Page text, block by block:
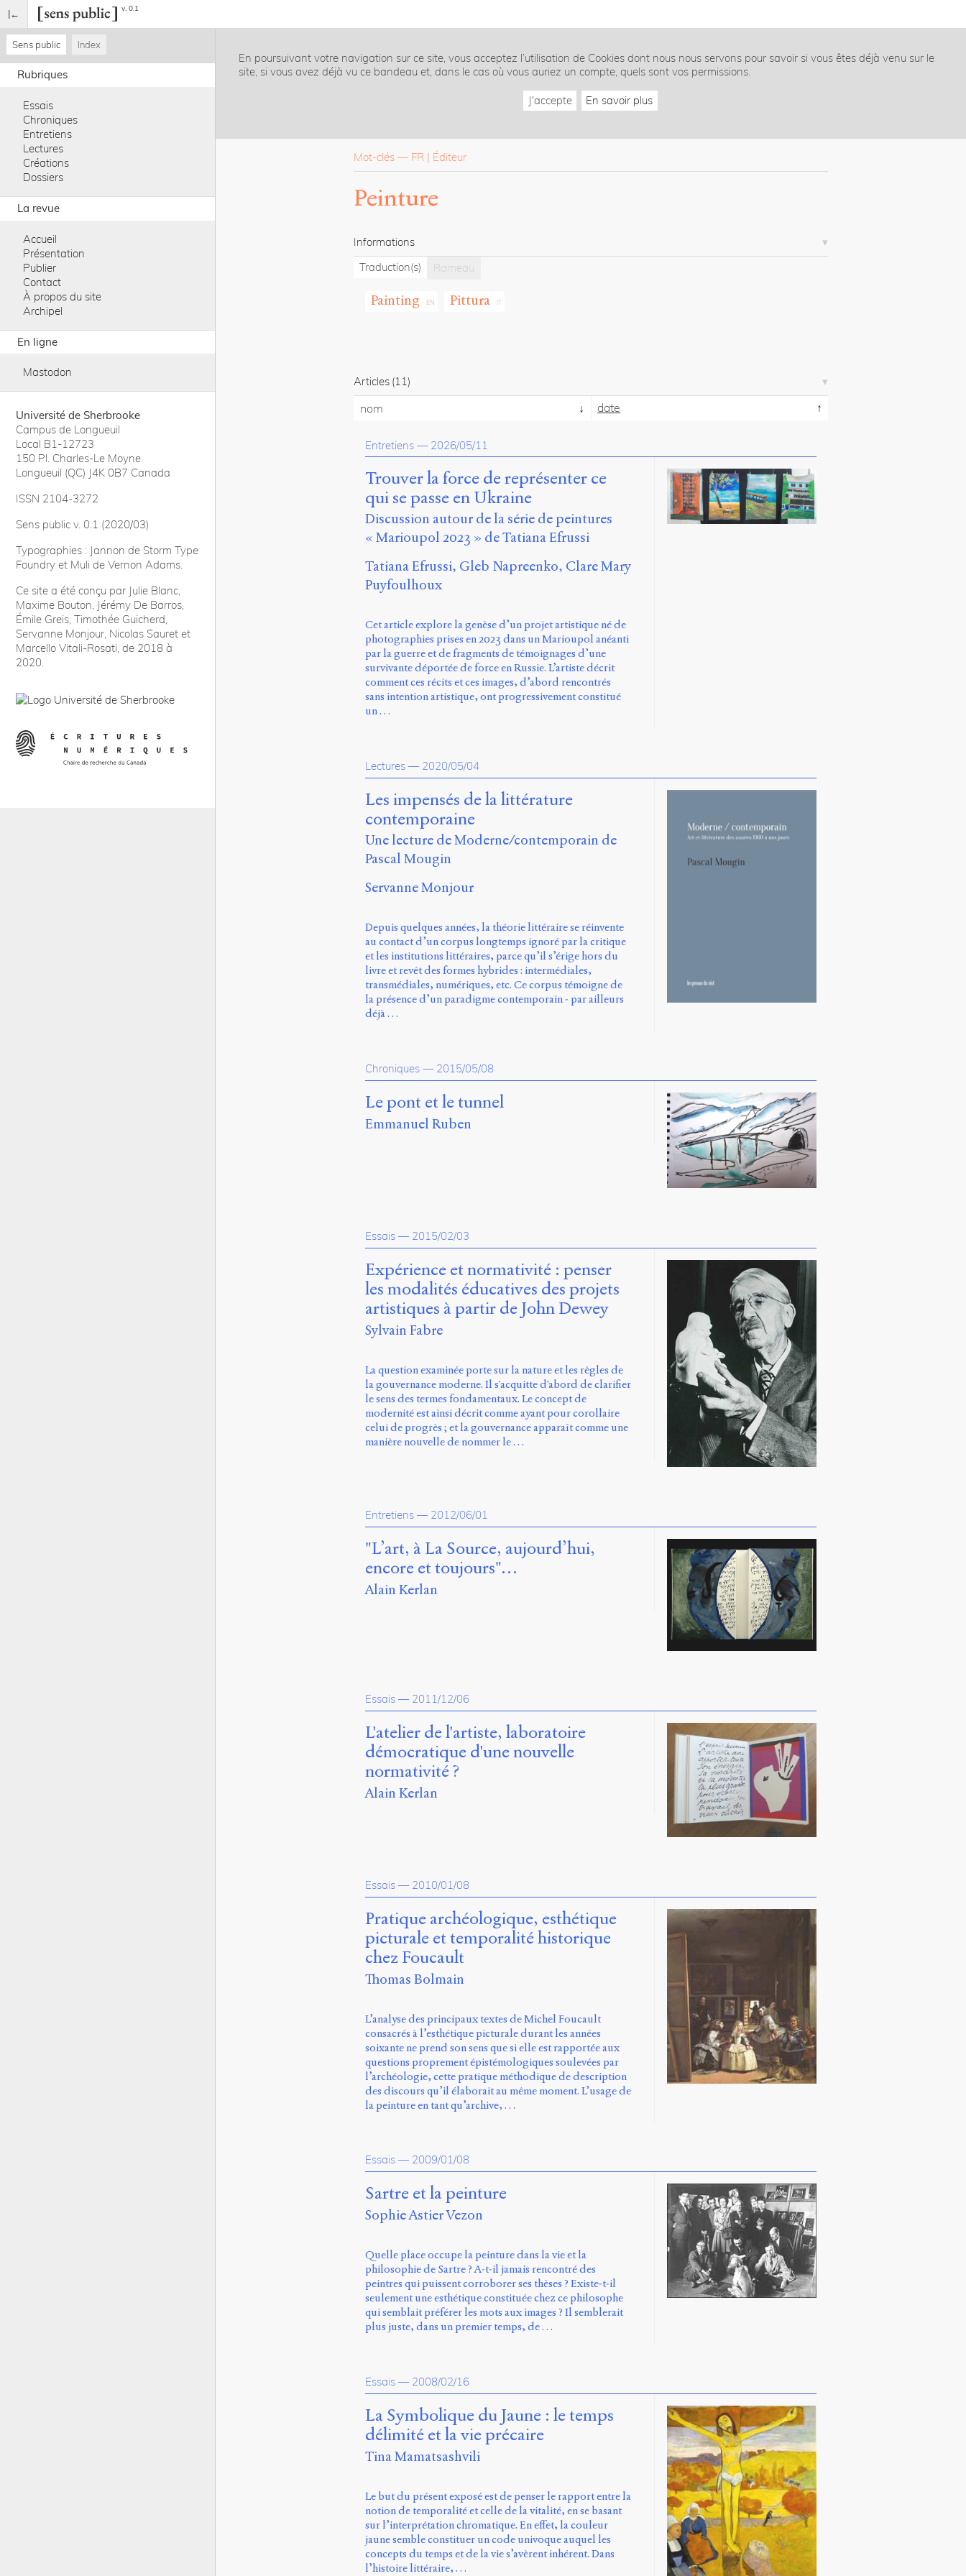
v. 0.1
Sens public Index
Rubriques
Essais
Chroniques
Entretiens
Lectures
Créations
Dossiers
La revue
Accueil
Présentation
Publier
Contact
À propos du site
Archipel
En ligne
Mastodon
Université de Sherbrooke
Campus de Longueuil
Local B1-12723
150 Pl. Charles-Le Moyne
Longueuil (QC) J4K 0B7 Canada
ISSN 2104-3272
Sens public v. 0.1 (2020/03)
Typographies : Jannon de Storm Type
Foundry et Muli de Vernon Adams.
Ce site a été conçu par Julie Blanc,
Maxime Bouton, Jérémy De Barros,
Émile Greis, Timothée Guicherd,
Servanne Monjour, Nicolas Sauret et
Marcello Vitali-Rosati, de 2018 à
2020.
En poursuivant votre navigation sur ce site, vous acceptez l’utilisation de Cookies dont nous nous servons pour savoir si vous êtes déjà venu sur le
site, si vous avez déjà vu ce bandeau et, dans le cas où vous auriez un compte, quels sont vos permissions.
J'accepte En savoir plus
Mot-clés — FR Éditeur
Peinture
Informations
Traduction(s)
Rameau
Painting Pittura
Articles (11)
nom date
Entretiens — 2026/05/11
Trouver la force de représenter ce
qui se passe en Ukraine
Discussion autour de la série de peintures
« Marioupol 2023 » de Tatiana Efrussi
Tatiana Efrussi Gleb Napreenko Clare Mary
Puyfoulhoux
Cet article explore la genèse d’un projet artistique né de
photographies prises en 2023 dans un Marioupol anéanti
par la guerre et de fragments de témoignages d’une
survivante déportée de force en Russie. L’artiste décrit
comment ces récits et ces images, d’abord rencontrés
sans intention artistique, ont progressivement constitué
un …
Lectures — 2020/05/04
Les impensés de la littérature
contemporaine
Une lecture de Moderne/contemporain de
Pascal Mougin
Servanne Monjour
Depuis quelques années, la théorie littéraire se réinvente
au contact d’un corpus longtemps ignoré par la critique
et les institutions littéraires, parce qu’il s’érige hors du
livre et revêt des formes hybrides : intermédiales,
transmédiales, numériques, etc. Ce corpus témoigne de
la présence d’un paradigme contemporain - par ailleurs
déjà …
Chroniques — 2015/05/08
Le pont et le tunnel
Emmanuel Ruben
Essais — 2015/02/03
Expérience et normativité : penser
les modalités éducatives des projets
artistiques à partir de John Dewey
Sylvain Fabre
La question examinée porte sur la nature et les règles de
la gouvernance moderne. Il s'acquitte d'abord de clarifier
le sens des termes fondamentaux. Le concept de
modernité est ainsi décrit comme ayant pour corollaire
celui de progrès ; et la gouvernance apparaît comme une
manière nouvelle de nommer le …
Entretiens — 2012/06/01
"L’art, à La Source, aujourd’hui,
encore et toujours"…
Alain Kerlan
Essais — 2011/12/06
L'atelier de l'artiste, laboratoire
démocratique d'une nouvelle
normativité ?
Alain Kerlan
Essais — 2010/01/08
Pratique archéologique, esthétique
picturale et temporalité historique
chez Foucault
Thomas Bolmain
L’analyse des principaux textes de Michel Foucault
consacrés à l’esthétique picturale durant les années
soixante ne prend son sens que si elle est rapportée aux
questions proprement épistémologiques soulevées par
l’archéologie, cette pratique méthodique de description
des discours qu’il élaborait au même moment. L’usage de
la peinture en tant qu’archive, …
Essais — 2009/01/08
Sartre et la peinture
Sophie Astier Vezon
Quelle place occupe la peinture dans la vie et la
philosophie de Sartre ? A-t-il jamais rencontré des
peintres qui puissent corroborer ses thèses ? Existe-t-il
seulement une esthétique constituée chez ce philosophe
qui semblait préférer les mots aux images ? Il semblerait
plus juste, dans un premier temps, de …
Essais — 2008/02/16
La Symbolique du Jaune : le temps
délimité et la vie précaire
Tina Mamatsashvili
Le but du présent exposé est de penser le rapport entre la
notion de temporalité et celle de la vitalité, en se basant
sur l’interprétation chromatique. En effet, la couleur
jaune semble constituer un code univoque auquel les
concepts du temps et de la vie s’avèrent inhérent. Dans
l’histoire littéraire, …